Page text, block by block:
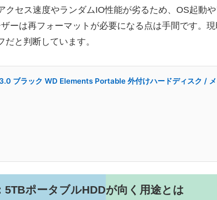
セス速度やランダムIO性能が劣るため、OS起動
ーは再フォーマットが必要になる点は手間です。
と判断しています。
ブラック WD Elements Portable 外付けハードディスク /
ポータブルHDDが向く用途とは